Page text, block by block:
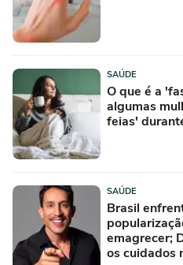
SAÚDE
O que é a
algumas
feias'
SAÚDE
Brasil
emagrecer;
os cuidados